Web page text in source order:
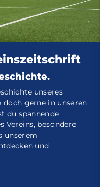
unseres
doch gerne in unseren
du spannende
Vereins, besondere
unserem
und